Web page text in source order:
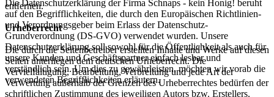
entfernen.
Urheberrecht
Die durch die Seitenbetreiber erstellten Inhalte und Werke auf diesen
Seiten unterliegen dem deutschen Urheberrecht. Die
Vervielfältigung, Bearbeitung, Verbreitung und jede Art der
Verwertung außerhalb der Grenzen des Urheberrechtes bedürfen der
schriftlichen Zustimmung des jeweiligen Autors bzw. Erstellers.
Die Datenschutzerklärung der Firma Schnaps - kein Honig! beruht
auf den Begrifflichkeiten, die durch den Europäischen Richtlinien-
und Verordnungsgeber beim Erlass der Datenschutz-
Grundverordnung (DS-GVO) verwendet wurden. Unsere
Datenschutzerklärung soll sowohl für die Öffentlichkeit als auch für
unsere Kunden und Geschäftspartner einfach lesbar und
verständlich sein. Um dies zu gewährleisten, möchten wir vorab die
verwendeten Begrifflichkeiten erläutern.